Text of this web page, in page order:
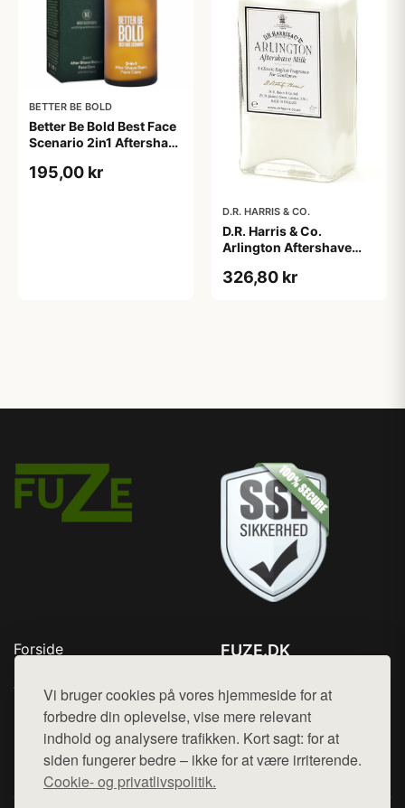
Vi bruger cookies på vores hjemmeside for at
forbedre din oplevelse, vise mere relevant
indhold og analysere trafikken. Kort sagt: for at
siden fungerer bedre – ikke for at være irriterende.
Cookie- og privatlivspolitik.
BETTER BE BOLD
Better Be Bold Best Face
Scenario 2in1 Aftershave
ml)
195,00 kr
D.R. HARRIS & CO.
D.R. Harris & Co.
Arlington Aftershave
326,80 kr
Forside
Top Rabatter
Kontakt
FUZE.DK
Mail: hej@want.dk
Cookie- og privatlivspolitik